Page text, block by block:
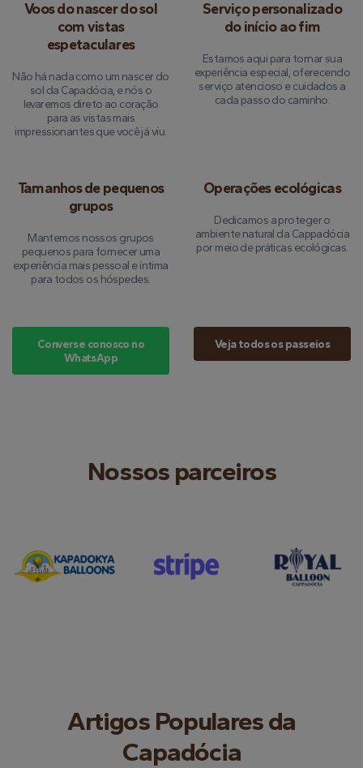
Voos do nascer do sol
com vistas
espetaculares
Não há nada como um nascer do
sol da Capadócia, e nós o
levaremos direto ao coração
para as vistas mais
impressionantes que você já viu.
Serviço personalizado
do início ao fim
Estamos aqui para tornar sua
experiência especial, oferecendo
serviço atencioso e cuidados a
cada passo do caminho.
Tamanhos de pequenos
grupos
Mantemos nossos grupos
pequenos para fornecer uma
experiência mais pessoal e íntima
para todos os hóspedes.
Operações ecológicas
Dedicamos a proteger o
ambiente natural da Cappadócia
por meio de práticas ecológicas.
Converse conosco no
WhatsApp
Veja todos os passeios
Nossos parceiros
Artigos Populares da
Capadócia